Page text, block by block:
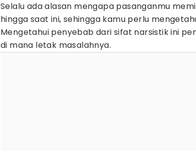
Selalu ada alasan mengapa pasanganmu
hingga saat ini, sehingga kamu perlu
Mengetahui penyebab dari sifat narsistik ini
di mana letak masalahnya.